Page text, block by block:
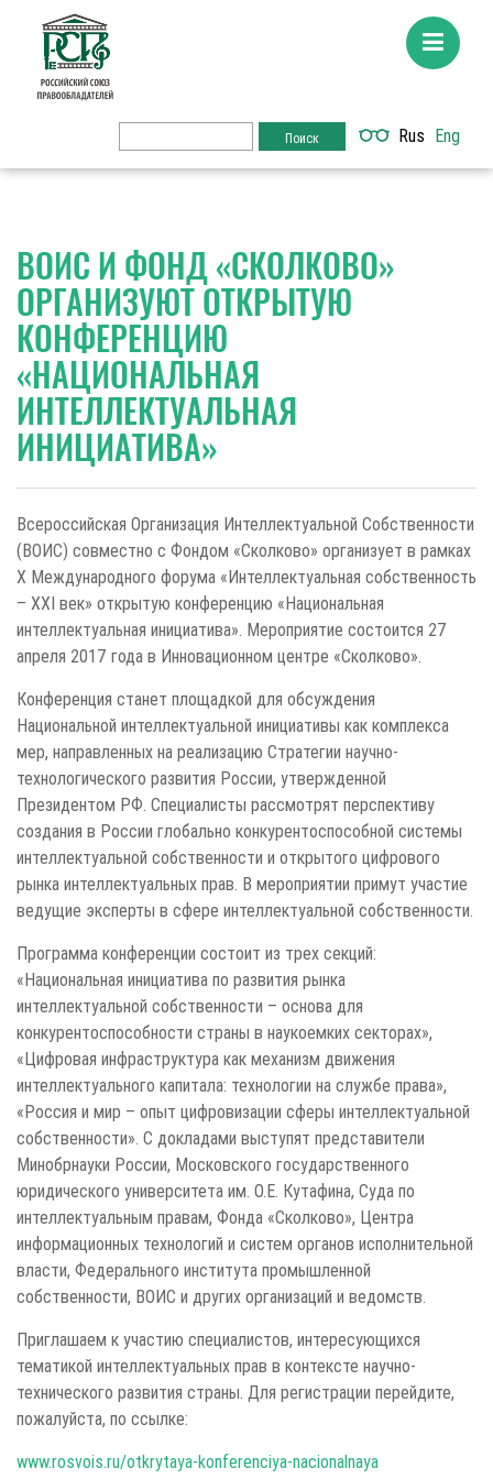
Rus Eng
ВОИС И ФОНД «СКОЛКОВО»
ОРГАНИЗУЮТ ОТКРЫТУЮ
КОНФЕРЕНЦИЮ
«НАЦИОНАЛЬНАЯ
ИНТЕЛЛЕКТУАЛЬНАЯ
ИНИЦИАТИВА»
Всероссийская Организация Интеллектуальной Собственности
(ВОИС) совместно с Фондом «Сколково» организует в рамках
X Международного форума «Интеллектуальная собственность
– XXI век» открытую конференцию «Национальная
интеллектуальная инициатива». Мероприятие состоится 27
апреля 2017 года в Инновационном центре «Сколково».
Конференция станет площадкой для обсуждения
Национальной интеллектуальной инициативы как комплекса
мер, направленных на реализацию Стратегии научно-
технологического развития России, утвержденной
Президентом РФ. Специалисты рассмотрят перспективу
создания в России глобально конкурентоспособной системы
интеллектуальной собственности и открытого цифрового
рынка интеллектуальных прав. В мероприятии примут участие
ведущие эксперты в сфере интеллектуальной собственности.
Программа конференции состоит из трех секций:
«Национальная инициатива по развития рынка
интеллектуальной собственности – основа для
конкурентоспособности страны в наукоемких секторах»,
«Цифровая инфраструктура как механизм движения
интеллектуального капитала: технологии на службе права»,
«Россия и мир – опыт цифровизации сферы интеллектуальной
собственности». С докладами выступят представители
Минобрнауки России, Московского государственного
юридического университета им. О.Е. Кутафина, Суда по
интеллектуальным правам, Фонда «Сколково», Центра
информационных технологий и систем органов исполнительной
власти, Федерального института промышленной
собственности, ВОИС и других организаций и ведомств.
Приглашаем к участию специалистов, интересующихся
тематикой интеллектуальных прав в контексте научно-
технического развития страны. Для регистрации перейдите,
пожалуйста, по ссылке:
www.rosvois.ru/otkrytaya-konferenciya-nacionalnaya